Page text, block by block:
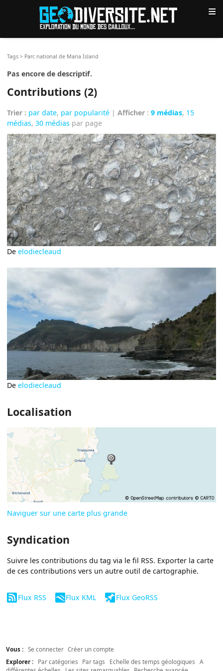
≡
Tags > Parc national de Maria Island
Pas encore de descriptif.
Contributions (2)
Trier : par date, par popularité |Afficher :9 médias, 15
médias,30 médias par page
Deelodiecleaud
Deelodiecleaud
Localisation
Naviguer sur une carte plus grande
Syndication
Suivre les contributions du tag via le fil RSS. Exporter la carte
de ces contributions vers un autre outil de cartographie.
Flux RSS Flux KML Flux GeoRSS
Vous : Se connecter Créer un compte
Explorer :
Par catégories Par tags Echelle des temps géologiques
A